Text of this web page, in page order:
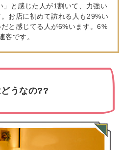
」と感じた人が1割いて、力強い
お店に初めて訪れる人も29%い
と感じてる人が6%います。6%
客です。
うなの??